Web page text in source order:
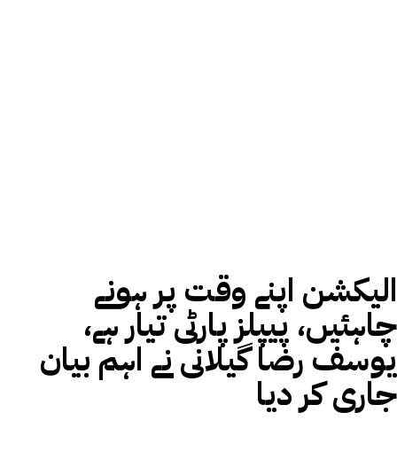
الیکشن اپنے وقت پر ہونے
چاہئیں، پیپلز پارٹی تیار ہے،
یوسف رضا گیلانی نے اہم بیان
جاری کر دیا